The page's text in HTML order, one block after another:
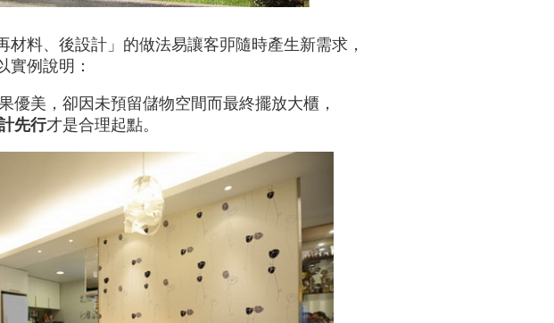
材料、後設計」的做法易讓客戼隨時產生新需求，
實例說明：
優美，卻因未預留儲物空間而最終擺放大櫃，
先行才是合理起點。